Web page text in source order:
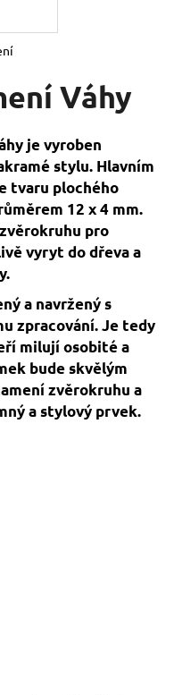
Váhy
je vyroben
stylu. Hlavním
tvaru plochého
12 x 4 mm.
pro
vyryt do dřeva a
a navržený s
zpracování. Je tedy
milují osobité a
bude skvělým
zvěrokruhu a
a stylový prvek.